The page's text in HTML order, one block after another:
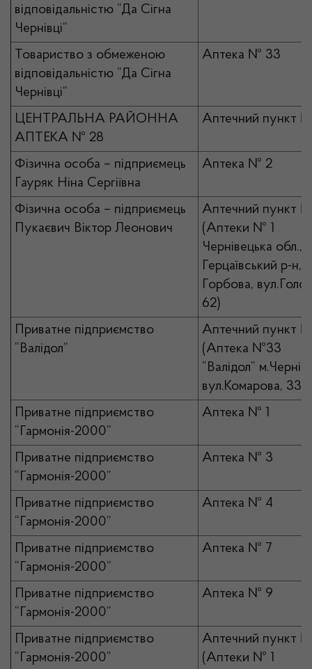
відповідальністю “Да Сігна
Чернівці”
Товариство з обмеженою
відповідальністю “Да Сігна
Чернівці”
Аптека № 33
ЦЕНТРАЛЬНА РАЙОННА
АПТЕКА № 28
Аптечний пункт
Фізична особа – підприємець
Гауряк Ніна Сергіївна
Аптека № 2
Фізична особа – підприємець
Пукаєвич Віктор Леонович
Аптечний пункт
(Аптеки № 1
Чернівецька обл.,
Герцаївський р-н,
Горбова,
62)
Приватне підприємство
“Валідол”
Аптечний пункт
(Аптека №33
“Валідол”
вул.Комарова, 33)
Приватне підприємство
“Гармонія-2000”
Аптека № 1
Приватне підприємство
“Гармонія-2000”
Аптека № 3
Приватне підприємство
“Гармонія-2000”
Аптека № 4
Приватне підприємство
“Гармонія-2000”
Аптека № 7
Приватне підприємство
“Гармонія-2000”
Аптека № 9
Приватне підприємство
“Гармонія-2000”
Аптечний пункт
(Аптеки № 1